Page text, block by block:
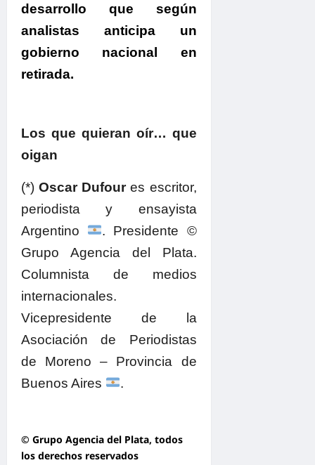
desarrollo que según
analistas anticipa un
gobierno nacional en
retirada.
Los que quieran oír… que
oigan
(*)Oscar Dufoures escritor,
periodista y ensayista
Argentino
. Presidente ©
Grupo Agencia del Plata.
Columnista de medios
internacionales.
Vicepresidente de la
Asociación de Periodistas
de Moreno – Provincia de
Buenos Aires
.
© Grupo Agencia del Plata, todos
los derechos reservados